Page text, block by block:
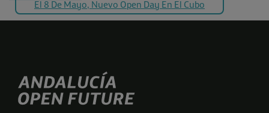
El 8 De Mayo, Nuevo Open Day En El Cubo